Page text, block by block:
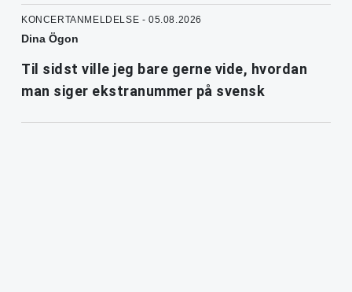
KONCERTANMELDELSE - 05.08.2026
Dina Ögon
Til sidst ville jeg bare gerne vide, hvordan
man siger ekstranummer på svensk